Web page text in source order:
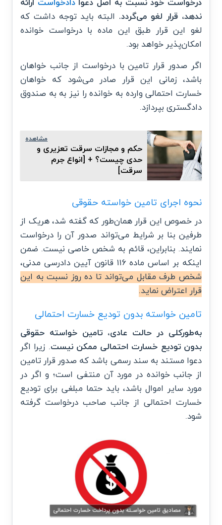
درخواست خود نسبت به اصل دعوادادخواست ارائه
ندهد، قرار لغو می‌گردد. البته باید توجه داشت که
لغو این قرار طبق این ماده با درخواست خوانده
امکان‌پذیر خواهد بود.
اگر صدور قرار تامین با درخواست از جانب خواهان
باشد، زمانی این قرار صادر می‌شود که خواهان
خسارت احتمالی وارده به خوانده را نیز به به صندوق
دادگستری بپردازد.
مشاهده
حکم و مجازات سرقت تعزیری و
حدی چیست؟ + [انواع جرم
سرقت]
نحوه اجرای تامین خواسته حقوقی
در خصوص این قرار همان‌طور که گفته شد، هریک از
طرفین بنا بر شرایط می‌تواند صدور آن را درخواست
نمایند. بنابراین، قائم به شخص خاصی نیست. ضمن
اینکه بر اساس ماده ۱۱۶ قانون آیین دادرسی مدنی،
شخص طرف مقابل می‌تواند تا ده روز نسبت به این
قرار اعتراض نماید.
تامین خواسته بدون تودیع خسارت احتمالی
به‌طورکلی در حالت عادی، تامین خواسته حقوقی
بدون تودیع خسارت احتمالی ممکن نیست. زیرا اگر
دعوا مستند به سند رسمی باشد که صدور قرار تامین
از جانب خوانده در مورد آن منتفی است؛ و اگر در
مورد سایر اموال باشد، باید حتما مبلغی برای تودیع
خسارت احتمالی از جانب صاحب درخواست گرفته
شود.